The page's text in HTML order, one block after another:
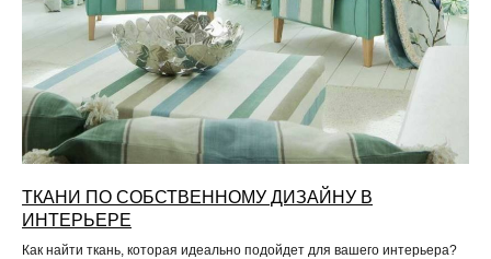
ТКАНИ ПО СОБСТВЕННОМУ ДИЗАЙНУ В
ИНТЕРЬЕРЕ
Как найти ткань, которая идеально подойдет для вашего интерьера?